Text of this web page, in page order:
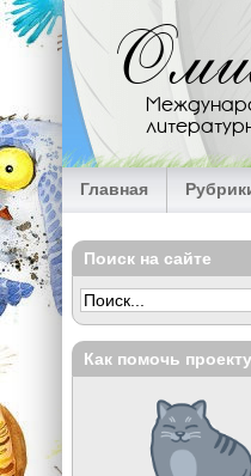
Перейти к основному
Главная
Поиск на сайте
Как помочь